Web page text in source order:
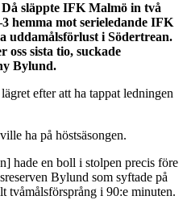
släppte IFK Malmö in två
hemma mot serieledande IFK
uddamålsförlust i Södertrean.
oss sista tio, suckade
Bylund.
efter att ha tappat ledningen
ha på höstsäsongen.
hade en boll i stolpen precis före
Bylund som syftade på
tvåmålsförsprång i 90:e minuten.